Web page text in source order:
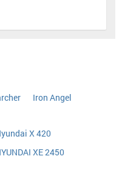
Iron Angel
X 420
XE 2450